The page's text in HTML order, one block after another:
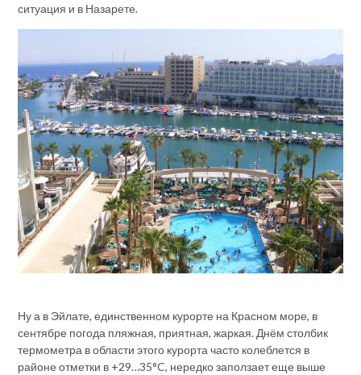
ситуация и в Назарете.
Ну а в Эйлате, единственном курорте на Красном море, в
сентябре погода пляжная, приятная, жаркая. Днём столбик
термометра в области этого курорта часто колеблется в
районе отметки в +29…35°C, нередко заползает еще выше